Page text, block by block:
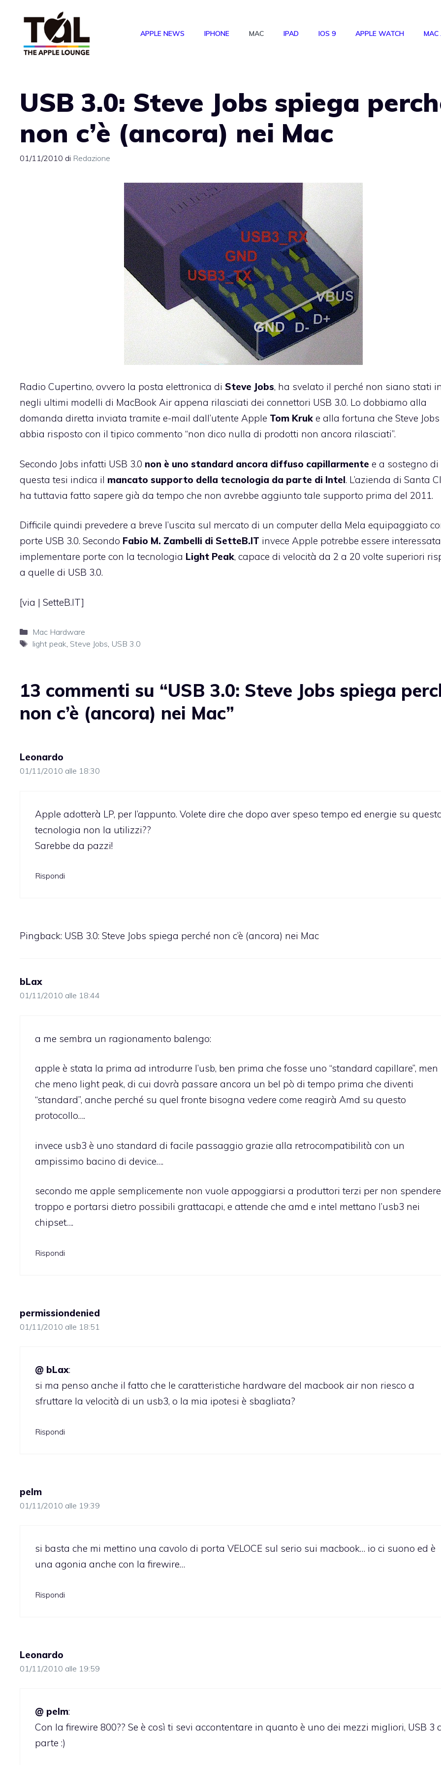
APPLE NEWS IPHONE MAC IPAD IOS 9 APPLE WATCH MAC
USB 3.0: Steve Jobs spiega
non c’è (ancora) nei Mac
01/11/2010 di Redazione
Radio Cupertino, ovvero la posta elettronica di Steve Jobs, ha svelato il perché non siano stati
negli ultimi modelli di MacBook Air appena rilasciati dei connettori USB 3.0. Lo dobbiamo alla
domanda diretta inviata tramite e-mail dall’utente Apple Tom Kruk e alla fortuna che Steve
abbia risposto con il tipico commento “non dico nulla di prodotti non ancora rilasciati”.
Secondo Jobs infatti USB 3.0 non è uno standard ancora diffuso capillarmente e a sostegno di
questa tesi indica il mancato supporto della tecnologia da parte di Intel. L’azienda di Santa
ha tuttavia fatto sapere già da tempo che non avrebbe aggiunto tale supporto prima del 2011.
Difficile quindi prevedere a breve l’uscita sul mercato di un computer della Mela equipaggiato
porte USB 3.0. Secondo Fabio M. Zambelli di SetteB.IT invece Apple potrebbe essere
implementare porte con la tecnologia Light Peak, capace di velocità da 2 a 20 volte superiori
a quelle di USB 3.0.
[via | SetteB.IT]
Categorie
Mac Hardware
Tag
light peak, Steve Jobs, USB 3.0
13 commenti su “USB 3.0: Steve Jobs spiega
non c’è (ancora) nei Mac”
Leonardo
01/11/2010 alle 18:30
Apple adotterà LP, per l’appunto. Volete dire che dopo aver speso tempo ed energie su
tecnologia non la utilizzi??
Sarebbe da pazzi!
Rispondi
Pingback: USB 3.0: Steve Jobs spiega perché non c’è (ancora) nei Mac
bLax
01/11/2010 alle 18:44
a me sembra un ragionamento balengo:
apple è stata la prima ad introdurre l’usb, ben prima che fosse uno “standard capillare”, men
che meno light peak, di cui dovrà passare ancora un bel pò di tempo prima che diventi
“standard”, anche perché su quel fronte bisogna vedere come reagirà Amd su questo
protocollo….
invece usb3 è uno standard di facile passaggio grazie alla retrocompatibilità con un
ampissimo bacino di device….
secondo me apple semplicemente non vuole appoggiarsi a produttori terzi per non spendere
troppo e portarsi dietro possibili grattacapi, e attende che amd e intel mettano l’usb3 nei
chipset….
Rispondi
permissiondenied
01/11/2010 alle 18:51
@ bLax:
si ma penso anche il fatto che le caratteristiche hardware del macbook air non riesco a
sfruttare la velocità di un usb3, o la mia ipotesi è sbagliata?
Rispondi
pelm
01/11/2010 alle 19:39
si basta che mi mettino una cavolo di porta VELOCE sul serio sui macbook… io ci suono ed è
una agonia anche con la firewire…
Rispondi
Leonardo
01/11/2010 alle 19:59
@ pelm:
Con la firewire 800?? Se è così ti sevi accontentare in quanto è uno dei mezzi migliori, USB 3
parte :)